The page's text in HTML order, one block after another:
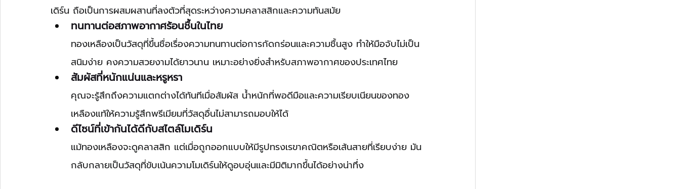
เดิร์น ถือเป็นการผสมผสานที่ลงตัวที่สุดระหว่างความคลาสสิกและความทันสมัย
ทนทานต่อสภาพอากาศร้อนชื้นในไทย
ทองเหลืองเป็นวัสดุที่ขึ้นชื่อเรื่องความทนทานต่อการกัดกร่อนและความชื้นสูง ทำให้มือจับไม่เป็น
สนิมง่าย คงความสวยงามได้ยาวนาน เหมาะอย่างยิ่งสำหรับสภาพอากาศของประเทศไทย
สัมผัสที่หนักแน่นและหรูหรา
คุณจะรู้สึกถึงความแตกต่างได้ทันทีเมื่อสัมผัส น้ำหนักที่พอดีมือและความเรียบเนียนของทอง
เหลืองแท้ให้ความรู้สึกพรีเมียมที่วัสดุอื่นไม่สามารถมอบให้ได้
ดีไซน์ที่เข้ากันได้ดีกับสไตล์โมเดิร์น
แม้ทองเหลืองจะดูคลาสสิก แต่เมื่อถูกออกแบบให้มีรูปทรงเรขาคณิตหรือเส้นสายที่เรียบง่าย มัน
กลับกลายเป็นวัสดุที่ขับเน้นความโมเดิร์นให้ดูอบอุ่นและมีมิติมากขึ้นได้อย่างน่าทึ่ง